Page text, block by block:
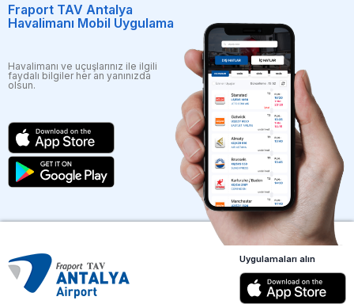
Fraport TAV Antalya
Havalimanı Mobil Uygulama
Havalimanı ve uçuşlarınız ile ilgili
faydalı bilgiler her an yanınızda
olsun.
Uygulamaları alın